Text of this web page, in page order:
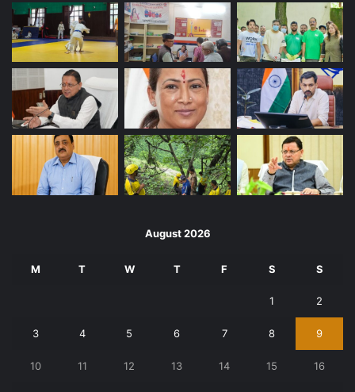
August 2026
M T W T F S S
1 2
3 4 5 6 7 8 9
10 11 12 13 14 15 16